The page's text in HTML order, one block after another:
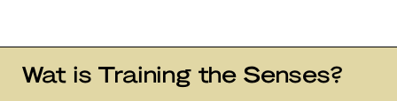
Wat is Training the Senses?